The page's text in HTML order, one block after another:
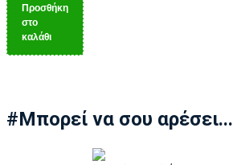
Προσθήκη
στο
καλάθι
#Μπορεί να σου αρέσει...